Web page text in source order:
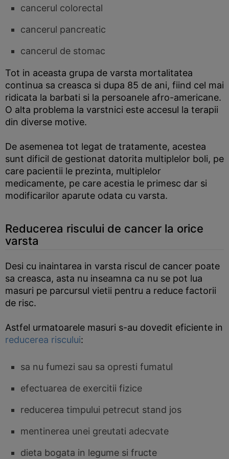
cancerul colorectal
cancerul pancreatic
cancerul de stomac
Tot in aceasta grupa de varsta mortalitatea
continua sa creasca si dupa 85 de ani, fiind cel mai
ridicata la barbati si la persoanele afro-americane.
O alta problema la varstnici este accesul la terapii
din diverse motive.
De asemenea tot legat de tratamente, acestea
sunt dificil de gestionat datorita multiplelor boli, pe
care pacientii le prezinta, multiplelor
medicamente, pe care acestia le primesc dar si
modificarilor aparute odata cu varsta.
Reducerea riscului de cancer la orice
varsta
Desi cu inaintarea in varsta riscul de cancer poate
sa creasca, asta nu inseamna ca nu se pot lua
masuri pe parcursul vietii pentru a reduce factorii
de risc.
Astfel urmatoarele masuri s-au dovedit eficiente in
reducerea riscului:
sa nu fumezi sau sa opresti fumatul
efectuarea de exercitii fizice
reducerea timpului petrecut stand jos
mentinerea unei greutati adecvate
dieta bogata in legume si fructe